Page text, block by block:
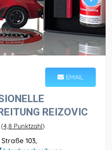
EMAIL
REIZOVIC
(4,8 Punktzahl)
103,